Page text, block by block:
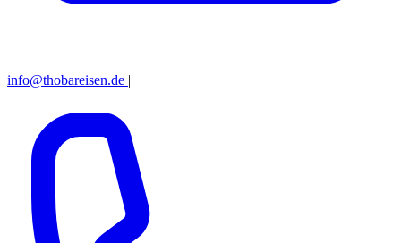
info@thobareisen.de |